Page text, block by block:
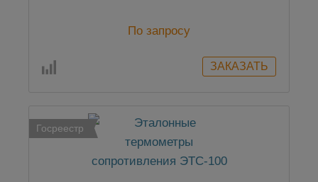
По запросу
Госреестр